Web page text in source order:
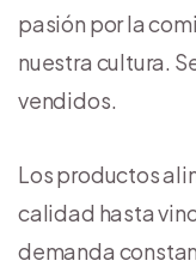
pasión por la
nuestra cultura.
vendidos.
Los productos
calidad hasta
demanda